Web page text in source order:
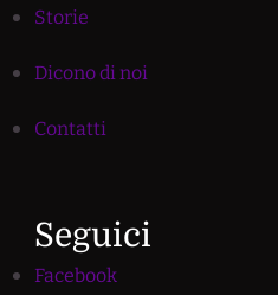
Storie
Dicono di noi
Contatti
Seguici
Facebook